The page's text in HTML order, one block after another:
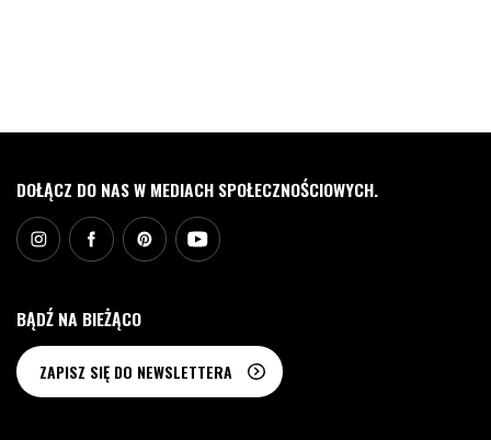
DOŁĄCZ DO NAS W MEDIACH SPOŁECZNOŚCIOWYCH.
BĄDŹ NA BIEŻĄCO
ZAPISZ SIĘ DO NEWSLETTERA